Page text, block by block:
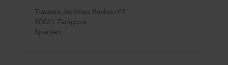
Travesía Jardines Reales nº7
50021 Zaragoza
Spanien